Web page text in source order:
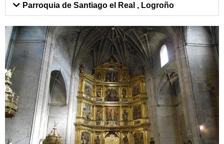
Parroquia de Santiago el Real , Logroño